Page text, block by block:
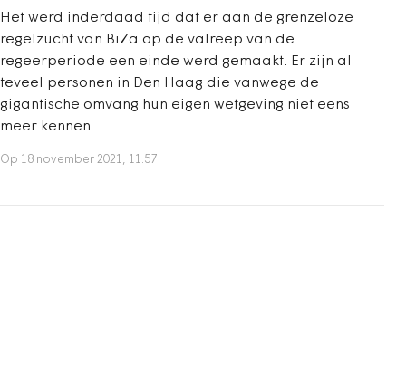
Het werd inderdaad tijd dat er aan de grenzeloze
regelzucht van BiZa op de valreep van de
regeerperiode een einde werd gemaakt. Er zijn al
teveel personen in Den Haag die vanwege de
gigantische omvang hun eigen wetgeving niet eens
meer kennen.
Op 18 november 2021, 11:57